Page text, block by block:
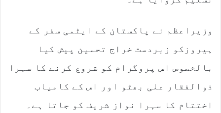
وزیراعظم نے پاکستان کے ایٹمی سفر کے
ہیروزکو زبردست خراج تحسین پیش کیا
بالخصوص اس پروگرام کو شروع کرنے کا سہرا
ذوالفقار علی بھٹو اور اس کے کامیاب
اختتام کا سہرا نواز شریف کو جاتا ہے۔